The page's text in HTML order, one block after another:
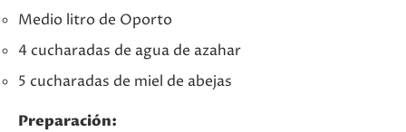
Medio litro de Oporto
4 cucharadas de agua de azahar
5 cucharadas de miel de abejas
Preparación: